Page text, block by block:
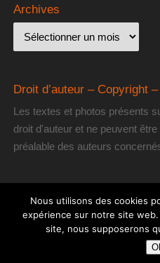
Archives
Droit d’auteur – Copyright
Les textes et photos présents
droit d'auteur et ne peuvent
préalable des auteurs
[les] Gourmantissimes| Fièrement
Nous utilisons des cookies
expérience sur notre site
site, nous supposerons